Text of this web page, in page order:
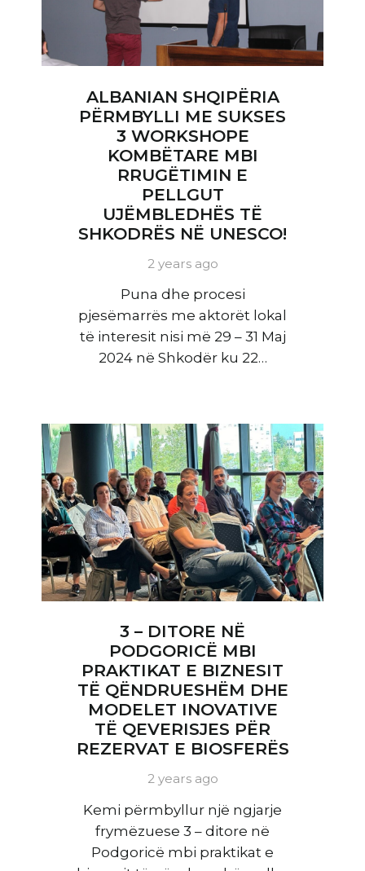
ALBANIAN SHQIPËRIA
PËRMBYLLI ME SUKSES
3 WORKSHOPE
KOMBËTARE MBI
RRUGËTIMIN E
PELLGUT
UJËMBLEDHËS TË
SHKODRËS NË UNESCO!
2 years ago
Puna dhe procesi
pjesëmarrës me aktorët lokal
të interesit nisi më 29 – 31 Maj
2024 në Shkodër ku 22…
3 – DITORE NË
PODGORICË MBI
PRAKTIKAT E BIZNESIT
TË QËNDRUESHËM DHE
MODELET INOVATIVE
TË QEVERISJES PËR
REZERVAT E BIOSFERËS
2 years ago
Kemi përmbyllur një ngjarje
frymëzuese 3 – ditore në
Podgoricë mbi praktikat e